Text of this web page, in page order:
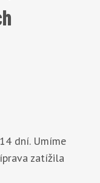
dní. Umíme
zatížila